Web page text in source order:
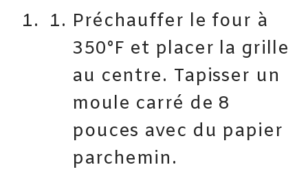
Préchauffer le four à
350°F et placer la grille
au centre. Tapisser un
moule carré de 8
pouces avec du papier
parchemin.